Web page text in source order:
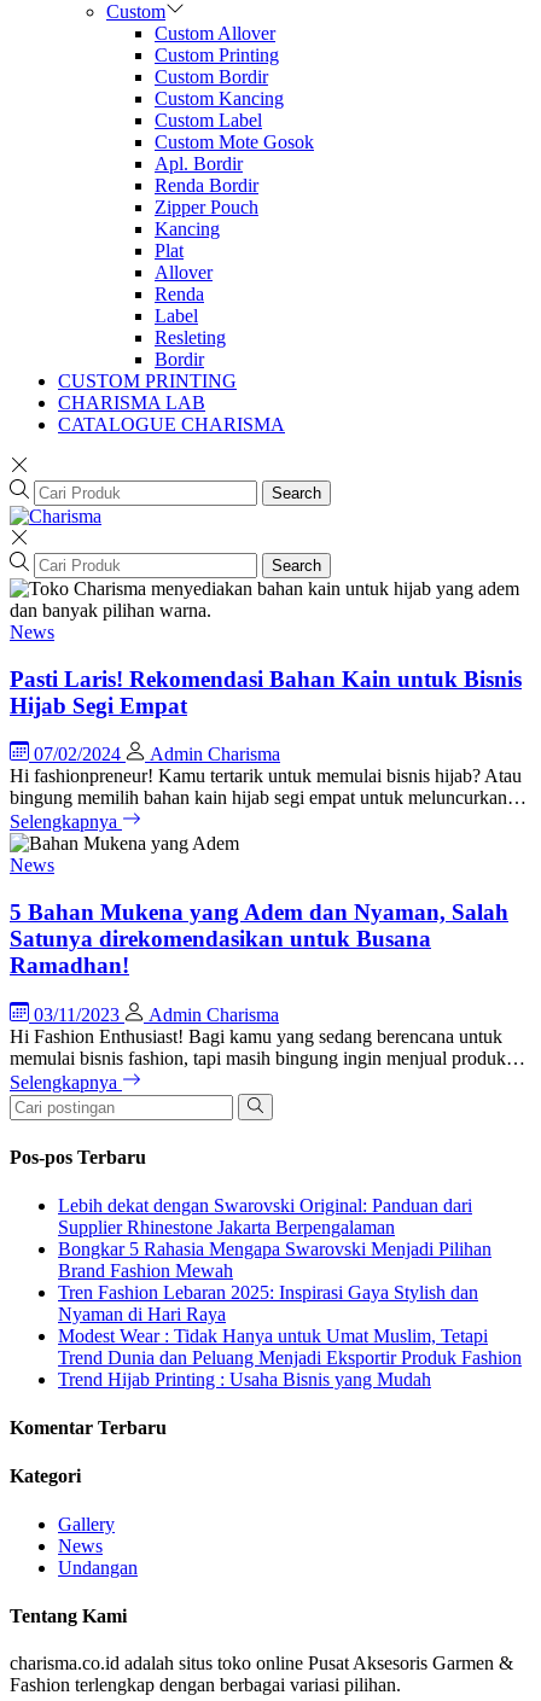
Custom
Custom Allover
Custom Printing
Custom Bordir
Custom Kancing
Custom Label
Custom Mote Gosok
Apl. Bordir
Renda Bordir
Zipper Pouch
Kancing
Plat
Allover
Renda
Label
Resleting
Bordir
CUSTOM PRINTING
CHARISMA LAB
CATALOGUE CHARISMA
Search
Search
News
Pasti Laris! Rekomendasi Bahan Kain untuk Bisnis
Hijab Segi Empat
07/02/2024
Admin Charisma
Hi fashionpreneur! Kamu tertarik untuk memulai bisnis hijab? Atau
bingung memilih bahan kain hijab segi empat untuk meluncurkan…
Selengkapnya
News
5 Bahan Mukena yang Adem dan Nyaman, Salah
Satunya direkomendasikan untuk Busana
Ramadhan!
03/11/2023
Admin Charisma
Hi Fashion Enthusiast! Bagi kamu yang sedang berencana untuk
memulai bisnis fashion, tapi masih bingung ingin menjual produk…
Selengkapnya
Pos-pos Terbaru
Lebih dekat dengan Swarovski Original: Panduan dari
Supplier Rhinestone Jakarta Berpengalaman
Bongkar 5 Rahasia Mengapa Swarovski Menjadi Pilihan
Brand Fashion Mewah
Tren Fashion Lebaran 2025: Inspirasi Gaya Stylish dan
Nyaman di Hari Raya
Modest Wear : Tidak Hanya untuk Umat Muslim, Tetapi
Trend Dunia dan Peluang Menjadi Eksportir Produk Fashion
Trend Hijab Printing : Usaha Bisnis yang Mudah
Komentar Terbaru
Kategori
Gallery
News
Undangan
Tentang Kami
charisma.co.id adalah situs toko online Pusat Aksesoris Garmen &
Fashion terlengkap dengan berbagai variasi pilihan.